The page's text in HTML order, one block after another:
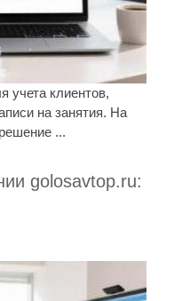
учета клиентов,
на занятия. На
...
golosavtop.ru: